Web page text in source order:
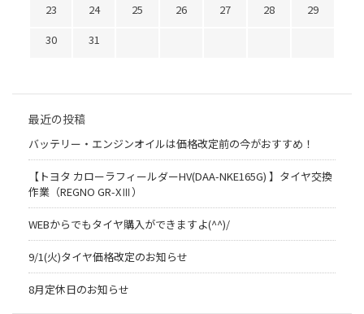
23
24 25 26 27 28
29
30
31
最近の投稿
バッテリー・エンジンオイルは価格改定前の今がおすすめ！
【トヨタ カローラフィールダーHV(DAA-NKE165G) 】タイヤ交換
作業（REGNO GR-XⅢ）
WEBからでもタイヤ購入ができますよ(^^)/
9/1(火)タイヤ価格改定のお知らせ
8月定休日のお知らせ